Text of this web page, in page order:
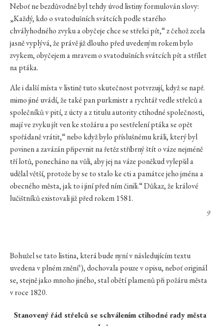
Neboť ne bezdůvodně byl tehdy úvod listiny formulován slovy:
„Každý, kdo o svatodušních svátcích podle starého
chvályhodného zvyku a obyčeje chce se střelci pít,“ z čehož zcela
jasně vyplývá, že právě již dlouho před uvedeným rokem bylo
zvykem, obyčejem a mravem o svatodušních svátcích pít a střílet
na ptáka.
Ale i další místa v listině tuto skutečnost potvrzují, když se např.
mimo jiné uvádí, že také pan purkmistr a rychtář vedle střelců a
společníků v pití, z úcty a z titulu autority ctihodné společnosti,
mají ve zvyku jít ven ke stožáru a po sestřelení ptáka se opět
spořádaně vrátit,“ nebo když bylo příslušnému králi, který byl
povinen a zavázán připevnit na řetěz stříbrný štít o váze nejméně
tří lotů, ponecháno na vůli, aby jej na váze poněkud vylepšil a
udělal větší, protože by se to stalo ke cti a památce jeho jména a
obecného města, jak to i jiní před ním činili.“ Důkaz, že králové
lučištníků existovali již před rokem 1581.
9
Bohužel se tato listina, která bude nyní v následujícím textu
uvedena v plném znění¹), dochovala pouze v opisu, neboť originál
se, stejně jako mnoho jiného, stal obětí plamenů při požáru města
v roce 1820.
Stanovený řád střelců se schválením ctihodné rady města